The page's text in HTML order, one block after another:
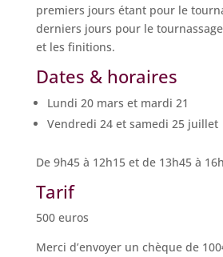
premiers jours étant pour le
derniers jours pour le
et les finitions.
Dates & horaires
Lundi 20 mars et mardi 21
Vendredi 24 et samedi 25 juillet
De 9h45 à 12h15 et de 13h45 à
Tarif
500 euros
Merci d’envoyer un chèque de